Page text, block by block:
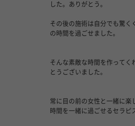
した。ありがとう。
その後の施術は自分でも驚く
の時間を過ごせました。
そんな素敵な時間を作ってく
とうございました。
常に目の前の女性と一緒に楽
時間を一緒に過ごせるセラピ